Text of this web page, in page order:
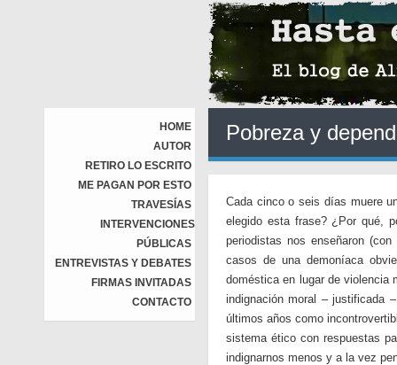
HOME
AUTOR
RETIRO LO ESCRITO
ME PAGAN POR ESTO
TRAVESÍAS
INTERVENCIONES
PÚBLICAS
ENTREVISTAS Y DEBATES
FIRMAS INVITADAS
CONTACTO
Pobreza y
Cada cinco o seis días muere
elegido esta frase? ¿Por qué,
periodistas nos enseñaron
casos de una demoníaca
doméstica en lugar de violencia
indignación moral – justificada
últimos años como
sistema ético con respuestas
indignarnos menos y a la vez